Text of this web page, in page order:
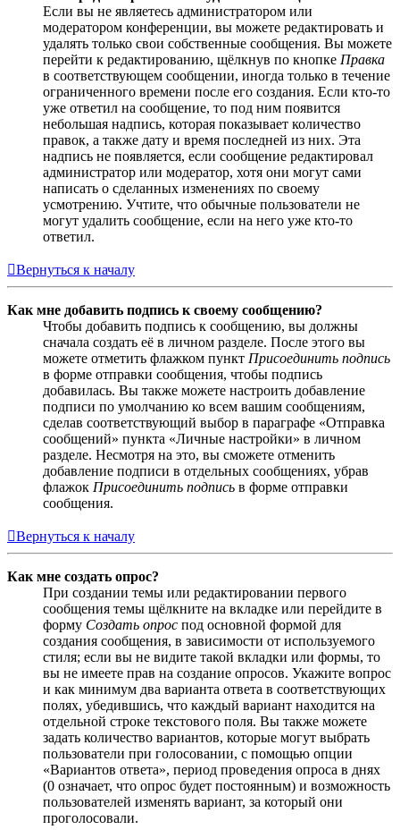
Если вы не являетесь администратором или
модератором конференции, вы можете редактировать и
удалять только свои собственные сообщения. Вы можете
перейти к редактированию, щёлкнув по кнопке Правка
в соответствующем сообщении, иногда только в течение
ограниченного времени после его создания. Если кто-то
уже ответил на сообщение, то под ним появится
небольшая надпись, которая показывает количество
правок, а также дату и время последней из них. Эта
надпись не появляется, если сообщение редактировал
администратор или модератор, хотя они могут сами
написать о сделанных изменениях по своему
усмотрению. Учтите, что обычные пользователи не
могут удалить сообщение, если на него уже кто-то
ответил.
Вернуться к началу
Как мне добавить подпись к своему сообщению?
Чтобы добавить подпись к сообщению, вы должны
сначала создать её в личном разделе. После этого вы
можете отметить флажком пункт Присоединить подпись
в форме отправки сообщения, чтобы подпись
добавилась. Вы также можете настроить добавление
подписи по умолчанию ко всем вашим сообщениям,
сделав соответствующий выбор в параграфе «Отправка
сообщений» пункта «Личные настройки» в личном
разделе. Несмотря на это, вы сможете отменить
добавление подписи в отдельных сообщениях, убрав
флажок Присоединить подпись в форме отправки
сообщения.
Вернуться к началу
Как мне создать опрос?
При создании темы или редактировании первого
сообщения темы щёлкните на вкладке или перейдите в
форму Создать опрос под основной формой для
создания сообщения, в зависимости от используемого
стиля; если вы не видите такой вкладки или формы, то
вы не имеете прав на создание опросов. Укажите вопрос
и как минимум два варианта ответа в соответствующих
полях, убедившись, что каждый вариант находится на
отдельной строке текстового поля. Вы также можете
задать количество вариантов, которые могут выбрать
пользователи при голосовании, с помощью опции
«Вариантов ответа», период проведения опроса в днях
(0 означает, что опрос будет постоянным) и возможность
пользователей изменять вариант, за который они
проголосовали.